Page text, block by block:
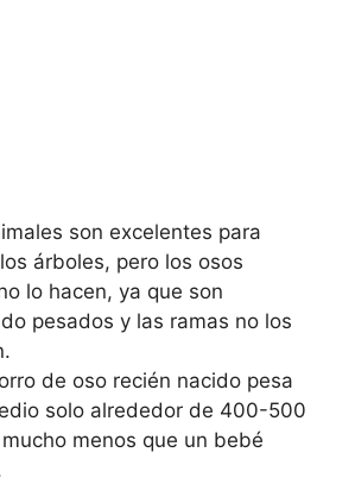
son excelentes para
árboles, pero los osos
lo hacen, ya que son
pesados ​​y las ramas no los
de oso recién nacido pesa
solo alrededor de 400-500
menos que un bebé